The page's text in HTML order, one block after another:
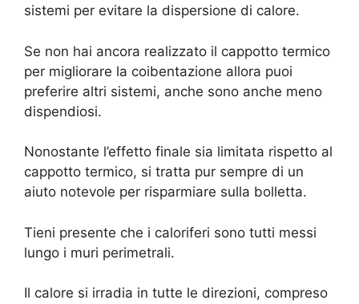
sistemi per evitare la dispersione di calore.
Se non hai ancora realizzato il cappotto termico
per migliorare la coibentazione allora puoi
preferire altri sistemi, anche sono anche meno
dispendiosi.
Nonostante l’effetto finale sia limitata rispetto al
cappotto termico, si tratta pur sempre di un
aiuto notevole per risparmiare sulla bolletta.
Tieni presente che i caloriferi sono tutti messi
lungo i muri perimetrali.
Il calore si irradia in tutte le direzioni, compreso